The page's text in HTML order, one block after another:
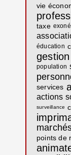
vie
taxe
éducation
population
services
actions
surveillance
points de